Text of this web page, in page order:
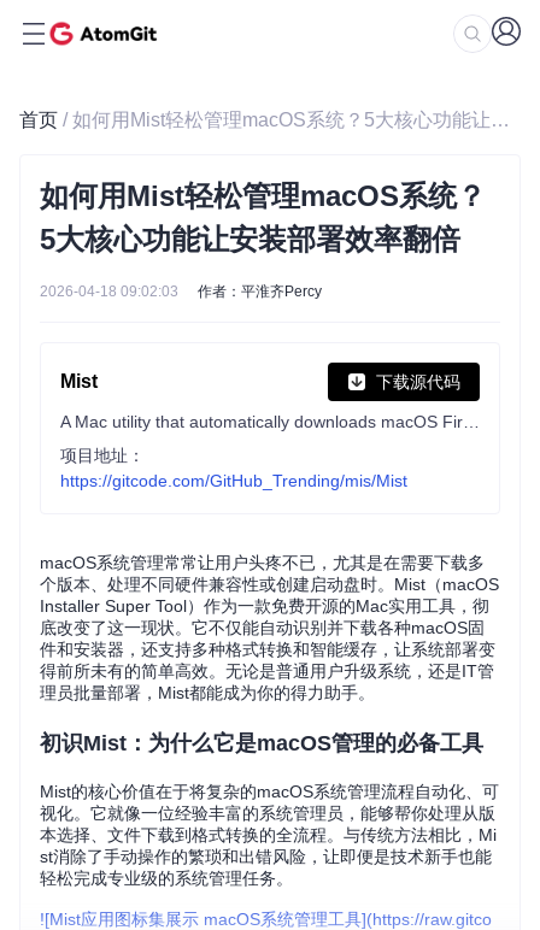
首页 / 如何用Mist轻松管理macOS系统？5大核心功能让安装部署效率翻倍
如何用Mist轻松管理macOS系统？
5大核心功能让安装部署效率翻倍
2026-04-18 09:02:03 作者：平淮齐Percy
Mist 下载源代码
项目地址：
https://gitcode.com/GitHub_Trending/mis/Mist
macOS系统管理常常让用户头疼不已，尤其是在需要下载多
个版本、处理不同硬件兼容性或创建启动盘时。Mist（macOS
Installer Super Tool）作为一款免费开源的Mac实用工具，彻
底改变了这一现状。它不仅能自动识别并下载各种macOS固
件和安装器，还支持多种格式转换和智能缓存，让系统部署变
得前所未有的简单高效。无论是普通用户升级系统，还是IT管
理员批量部署，Mist都能成为你的得力助手。
初识Mist：为什么它是macOS管理的必备工具
Mist的核心价值在于将复杂的macOS系统管理流程自动化、可
视化。它就像一位经验丰富的系统管理员，能够帮你处理从版
本选择、文件下载到格式转换的全流程。与传统方法相比，Mi
st消除了手动操作的繁琐和出错风险，让即便是技术新手也能
轻松完成专业级的系统管理任务。
![Mist应用图标集展示 macOS系统管理工具](https://raw.gitco